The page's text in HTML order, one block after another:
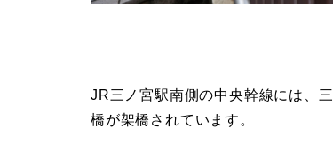
JR三ノ宮駅南側の中央幹線には、
橋が架橋されています。